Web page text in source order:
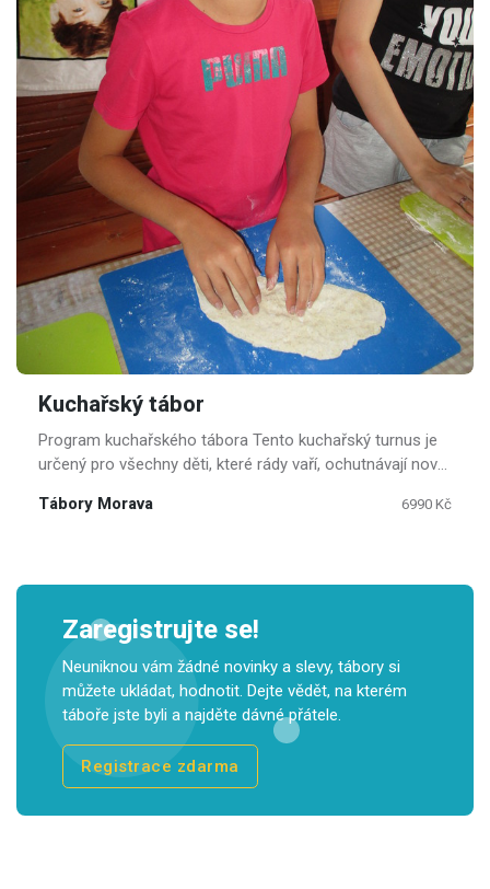
Kuchařský tábor
Program kuchařského tábora Tento kuchařský turnus je
určený pro všechny děti, které rády vaří, ochutnávají nové
výletů.
Tábory Morava 6990 Kč
Zaregistrujte se!
Neuniknou vám žádné novinky a slevy, tábory si
můžete ukládat, hodnotit. Dejte vědět, na kterém
táboře jste byli a najděte dávné přátele.
Registrace zdarma